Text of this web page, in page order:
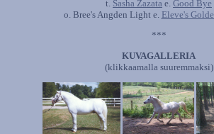
t. Sasha Zazata e. Good Bye
o. Bree's Angden Light e. Eleve's
***
KUVAGALLERIA
(klikkaamalla suuremmaksi)